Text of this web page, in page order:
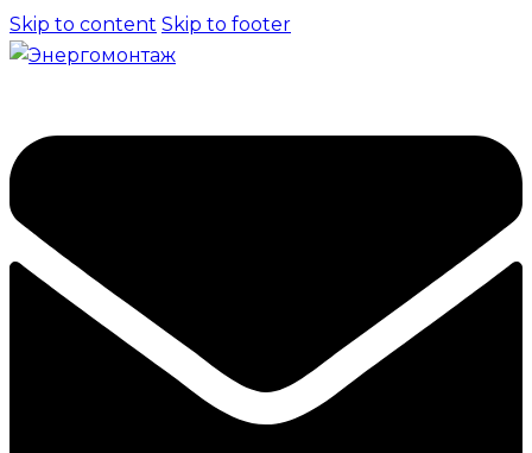
Skip to content Skip to footer